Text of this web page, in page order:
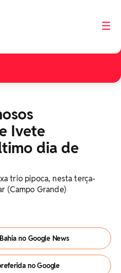
☰
Ivete
dia de
trio pipoca, nesta terça-
(Campo Grande)
no Google News
no Google